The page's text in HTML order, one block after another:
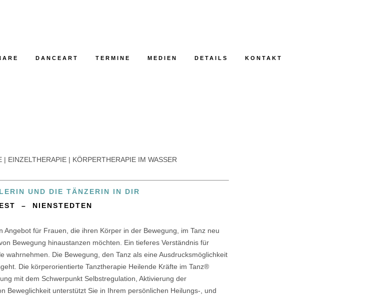
DANCEART TERMINE MEDIEN DETAILS KONTAKT
EINZELTHERAPIE | KÖRPERTHERAPIE IM WASSER
UND DIE TÄNZERIN IN DIR
– NIENSTEDTEN
Angebot für Frauen, die ihren Körper in der Bewegung, im Tanz neu
Bewegung hinaustanzen möchten. Ein tieferes Verständnis für
wahrnehmen. Die Bewegung, den Tanz als eine Ausdrucksmöglichkeit
Die körperorientierte Tanztherapie Heilende Kräfte im Tanz®
mit dem Schwerpunkt Selbstregulation, Aktivierung der
Beweglichkeit unterstützt Sie in Ihrem persönlichen Heilungs-, und